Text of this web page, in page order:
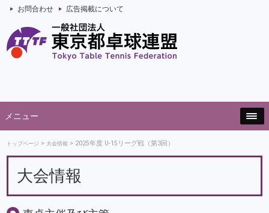
お問合わせ 広告掲載について
メニュー
トップページ 大会情報 2025年度 U-15リーグ戦（第3回）
大会情報